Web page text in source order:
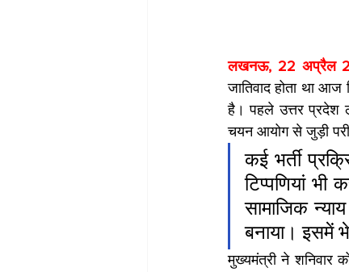
लखनऊ, 22 अप्रैल
जातिवाद होता था आज
है। पहले उत्तर प्रदेश
चयन आयोग से जुड़ी
कई भर्ती
टिप्पणियां
सामाजिक
बनाया। इसमें
मुख्यमंत्री ने शनिवार